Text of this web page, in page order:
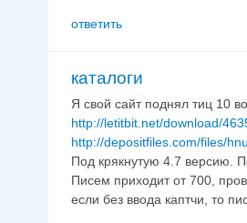
ответить
каталоги
Я свой сайт поднял тиц 10
http://letitbit.net/download/
http://depositfiles.com/files/
Под крякнутую 4.7 версию.
Писем приходит от 700,
если без ввода каптчи, то